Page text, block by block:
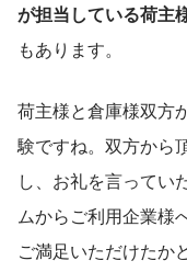
が担当している荷主
もあります。
荷主様と倉庫様双方
験ですね。双方から
し、お礼を言ってい
ムからご利用企業様
ご満足いただけたか